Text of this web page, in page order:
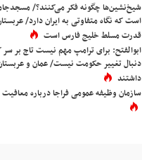
شیخ‌نشین‌ها چگونه فکر می‌کنند؟/
است که نگاه متفاوتی به ایران دارد/
قدرت مسلط خلیج فارس است
ابوالفتح: برای ترامپ مهم نیست تاج بر سر
دنبال تغییر حکومت نیست/ عمان و
داشتند
سازمان وظیفه عمومی فراجا درباره معافیت